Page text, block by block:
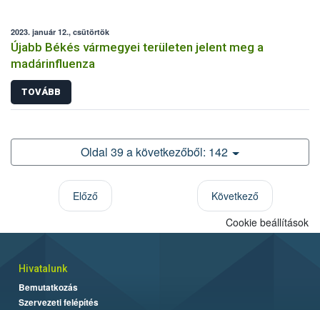
2023. január 12., csütörtök
Újabb Békés vármegyei területen jelent meg a
madárinfluenza
TOVÁBB
Oldal 39 a következőből: 142
Előző
Következő
Cookie beállítások
Hivatalunk
Bemutatkozás
Szervezeti felépítés